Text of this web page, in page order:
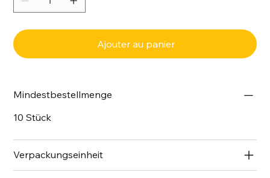
Ajouter au panier
Mindestbestellmenge
10 Stück
Verpackungseinheit